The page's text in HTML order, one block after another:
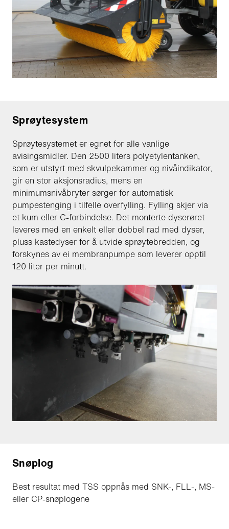
Sprøytesystem
Sprøytesystemet er egnet for alle vanlige
avisingsmidler. Den 2500 liters polyetylentanken,
som er utstyrt med skvulpekammer og nivåindikator,
gir en stor aksjonsradius, mens en
minimumsnivåbryter sørger for automatisk
pumpestenging i tilfelle overfylling. Fylling skjer via
et kum eller C-forbindelse. Det monterte dyserøret
leveres med en enkelt eller dobbel rad med dyser,
pluss kastedyser for å utvide sprøytebredden, og
forskynes av ei membranpumpe som leverer opptil
120 liter per minutt.
Snøplog
Best resultat med TSS oppnås med SNK-, FLL-, MS-
eller CP-snøplogene